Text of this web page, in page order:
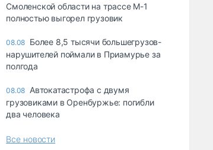
Смоленской области на трассе М-1
полностью выгорел грузовик
08.08 Более 8,5 тысячи большегрузов-
нарушителей поймали в Приамурье за
полгода
08.08 Автокатастрофа с двумя
грузовиками в Оренбуржье: погибли
два человека
Все новости